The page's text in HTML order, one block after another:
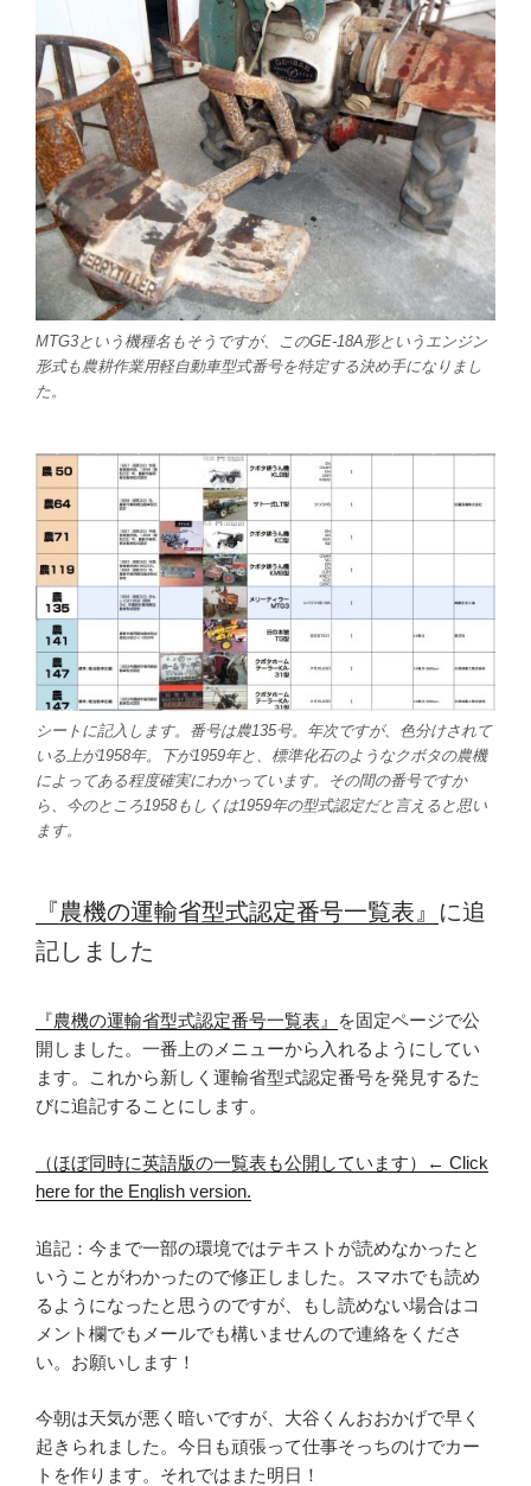
MTG3という機種名もそうですが、このGE-18A形というエンジン
形式も農耕作業用軽自動車型式番号を特定する決め手になりまし
た。
シートに記入します。番号は農135号。年次ですが、色分けされて
いる上が1958年。下が1959年と、標準化石のようなクボタの農機
によってある程度確実にわかっています。その間の番号ですか
ら、今のところ1958もしくは1959年の型式認定だと言えると思い
ます。
『農機の運輸省型式認定番号一覧表』 に追
記しました
『農機の運輸省型式認定番号一覧表』
を固定ページで公
開しました。一番上のメニューから入れるようにしてい
ます。これから新しく運輸省型式認定番号を発見するた
びに追記することにします。
（ほぼ同時に英語版の一覧表も公開しています）← Click
here for the English version.
追記：今まで一部の環境ではテキストが読めなかったと
いうことがわかったので修正しました。スマホでも読め
るようになったと思うのですが、もし読めない場合はコ
メント欄でもメールでも構いませんので連絡をくださ
い。お願いします！
今朝は天気が悪く暗いですが、大谷くんおおかげで早く
起きられました。今日も頑張って仕事そっちのけでカー
トを作ります。それではまた明日！